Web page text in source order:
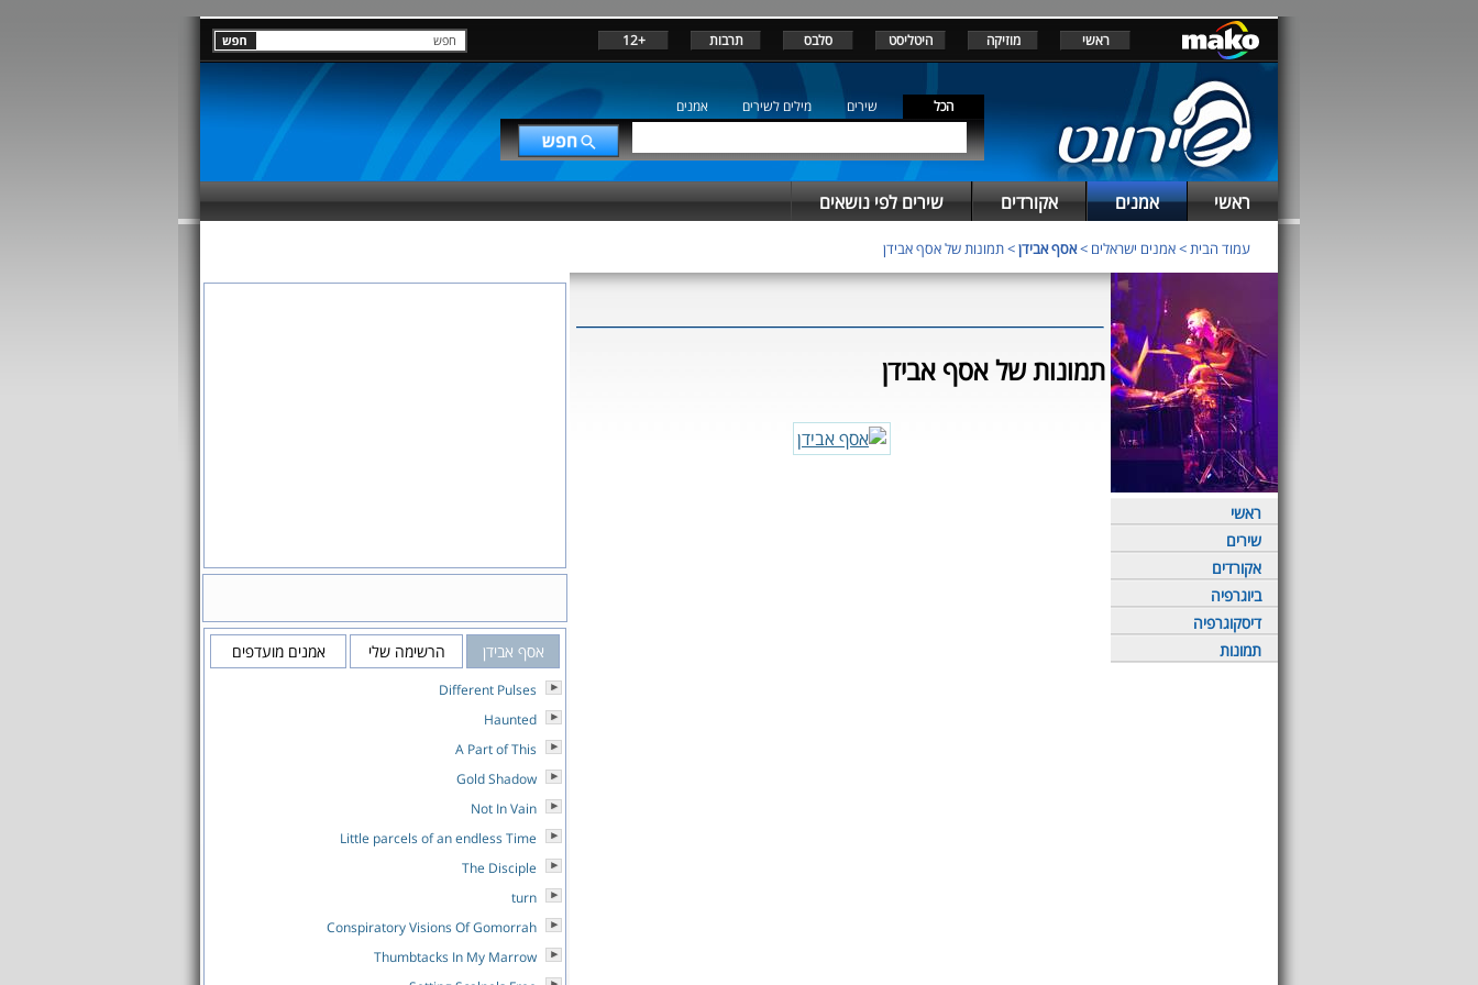
ראשי מוזיקה היטליסט סלבס תרבות +12
הכל שירים מילים לשירים אמנים
ראשי אמנים אקורדים שירים לפי נושאים
עמוד הבית>אמנים ישראלים >אסף אבידן> תמונות של אסף אבידן
ראשי
שירים
אקורדים
ביוגרפיה
דיסקוגרפיה
תמונות
תמונות של אסף אבידן
אסף אבידן הרשימה שלי אמנים מועדפים
Different Pulses
Haunted
A Part of This
Gold Shadow
Not In Vain
Little parcels of an endless Time
The Disciple
turn
Conspiratory Visions Of Gomorrah
Thumbtacks In My Marrow